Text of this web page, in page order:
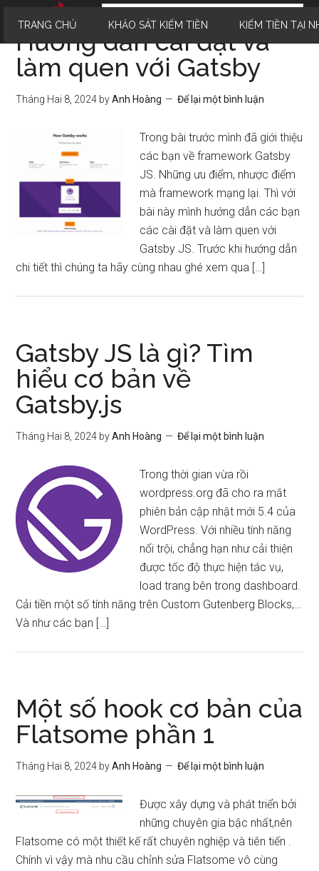
TRANG CHỦ KHẢO SÁT KIẾM TIỀN KIẾM TIỀN TẠI
Hướng dẫn cài đặt và
làm quen với Gatsby
Tháng Hai 8, 2024 byAnh Hoàng Để lại một bình luận
Trong bài trước mình đã giới thiệu
các bạn về framework Gatsby
JS. Những ưu điểm, nhược điểm
mà framework mạng lại. Thì với
bài này mình hướng dẫn các bạn
các cài đặt và làm quen với
Gatsby JS. Trước khi hướng dẫn
chi tiết thì chúng ta hãy cùng nhau ghé xem qua […]
Gatsby JS là gì? Tìm
hiểu cơ bản về
Gatsby.js
Tháng Hai 8, 2024 byAnh Hoàng Để lại một bình luận
Trong thời gian vừa rồi
wordpress.org đã cho ra mắt
phiên bản cập nhật mới 5.4 của
WordPress. Với nhiều tính năng
nổi trội, chẳng hạn như cải thiện
được tốc độ thực hiện tác vụ,
load trang bên trong dashboard.
Cải tiền một số tính năng trên Custom Gutenberg Blocks,…
Và như các bạn […]
Một số hook cơ bản của
Flatsome phần 1
Tháng Hai 8, 2024 byAnh Hoàng Để lại một bình luận
Được xây dựng và phát triển bởi
những chuyên gia bậc nhất,nên
Flatsome có một thiết kế rất chuyên nghiệp và tiên tiến .
Chính vì vậy mà nhu cầu chỉnh sửa Flatsome vô cùng